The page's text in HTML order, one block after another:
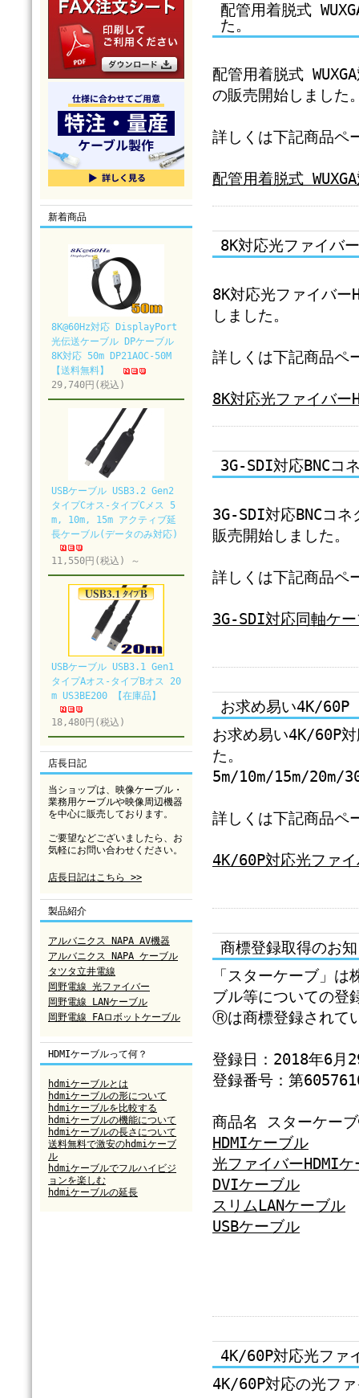
新着商品
8K@60Hz対応 DisplayPort
光伝送ケーブル DPケーブル
8K対応 50m DP21AOC-50M
【送料無料】
29,740円(税込)
USBケーブル USB3.2 Gen2
タイプCオス-タイプCメス 5
m, 10m, 15m アクティブ延
長ケーブル(データのみ対応)
11,550円(税込) ～
USBケーブル USB3.1 Gen1
タイプAオス-タイプBオス 20
m US3BE200 【在庫品】
18,480円(税込)
店長日記
当ショップは、映像ケーブル・
業務用ケーブルや映像周辺機器
を中心に販売しております。
ご要望などございましたら、お
気軽にお問い合わせください。
店長日記はこちら >>
製品紹介
アルバニクス NAPA AV機器
アルバニクス NAPA ケーブル
タツタ立井電線
岡野電線 光ファイバー
岡野電線 LANケーブル
岡野電線 FAロボットケーブル
HDMIケーブルって何？
hdmiケーブルとは
hdmiケーブルの形について
hdmiケーブルを比較する
hdmiケーブルの機能について
hdmiケーブルの長さについて
送料無料で激安のhdmiケーブ
ル
hdmiケーブルでフルハイビジ
ョンを楽しむ
hdmiケーブルの延長
配管用着脱式
た。
配管用着脱式
の販売開始しました
詳しくは下記商品ペ
配管用着脱式
8K対応光ファイバ
8K対応光ファイバ
しました。
詳しくは下記商品ペ
8K対応光ファイバー
3G-SDI対応BNCコ
3G-SDI対応BNCコ
販売開始しました。
詳しくは下記商品ペ
3G-SDI対応同軸ケ
お求め易い4K/60P
お求め易い4K/60P
た。
5m/10m/15m/20m/
詳しくは下記商品ペ
4K/60P対応光ファ
商標登録取得のお
「スターケーブ」
ブル等についての登
Ⓡは商標登録されて
登録日：2018年6月
登録番号：第
商品名 スターケー
HDMIケーブル
光ファイバーHDMI
DVIケーブル
スリムLANケーブル
USBケーブル
4K/60P対応光ファ
4K/60P対応の光フ